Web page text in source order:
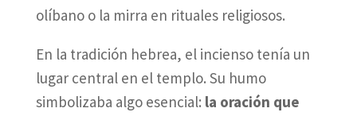
olíbano o la mirra en rituales religiosos.
En la tradición hebrea, el incienso tenía un
lugar central en el templo. Su humo
simbolizaba algo esencial: la oración que